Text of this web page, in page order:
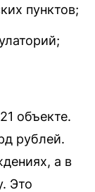
пунктов;
объекте.
рублей.
а в
Это